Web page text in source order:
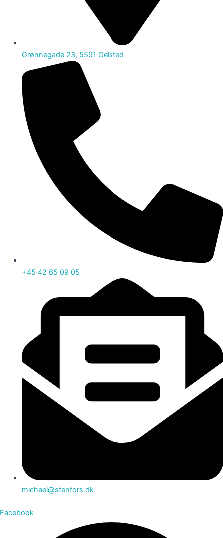
Grønnegade 23, 5591 Gelsted
+45 42 65 09 05
michael@stenfors.dk
Facebook